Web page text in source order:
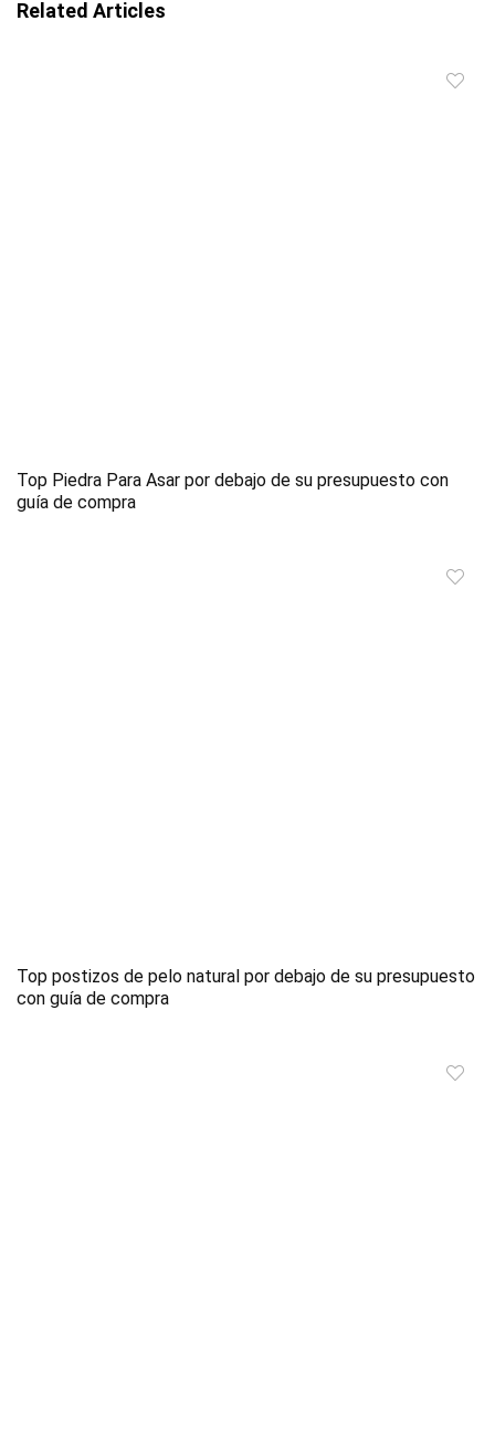
Related Articles
Top Piedra Para Asar por debajo de su presupuesto con
guía de compra
Top postizos de pelo natural por debajo de su presupuesto
con guía de compra